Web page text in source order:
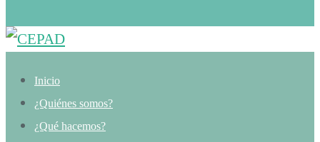
Inicio
¿Quiénes somos?
¿Qué hacemos?